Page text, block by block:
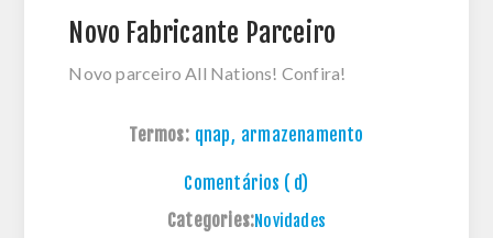
Novo Fabricante Parceiro
Novo parceiro All Nations! Confira!
Termos: qnap, armazenamento
Comentários ( d)
Categories:Novidades